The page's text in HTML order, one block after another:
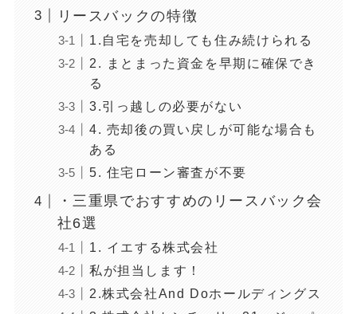
リースバックの特徴
1.自宅を売却しても住み続けられる
2. まとまった資金を早期に確保でき
る
3.引っ越しの必要がない
4. 売却後の買い戻しが可能な場合も
ある
5. 住宅ローン審査が不要
・三重県でおすすめのリースバック会
社6選
1. イエする株式会社
私が担当します！
2.株式会社And Doホールディングス